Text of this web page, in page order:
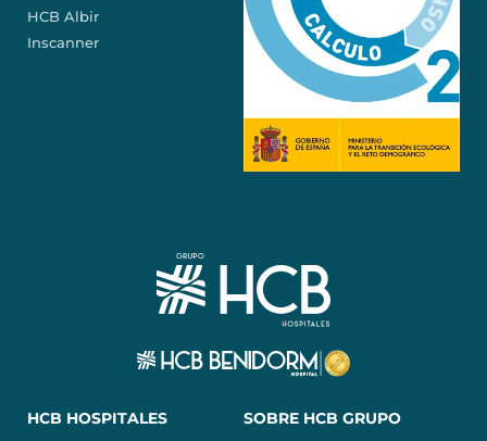
HCB Albir
Inscanner
HCB HOSPITALES SOBRE HCB GRUPO